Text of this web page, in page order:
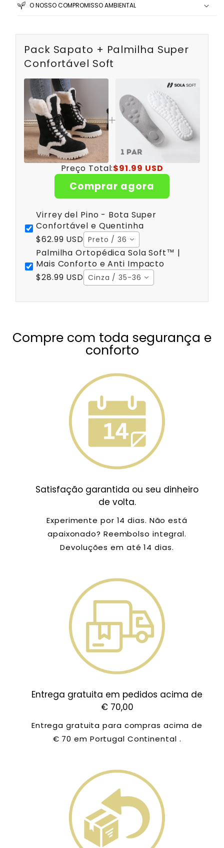
O NOSSO COMPROMISSO AMBIENTAL
Pack Sapato + Palmilha Super
Confortável Soft
Preço Total:$91.99 USD
Comprar agora
Virrey del Pino - Bota Super
Confortável e Quentinha
$62.99 USD Preto / 36
Palmilha Ortopédica Sola Soft™ |
Mais Conforto e Anti Impacto
$28.99 USD Cinza / 35-36
Compre com toda segurança e
conforto
Satisfação garantida ou seu dinheiro
de volta.
Experimente por 14 dias. Não está
apaixonado? Reembolso integral.
Devoluções em até 14 dias.
Entrega gratuita em pedidos acima de
€ 70,00
Entrega gratuita para compras acima de
€ 70 em Portugal Continental .